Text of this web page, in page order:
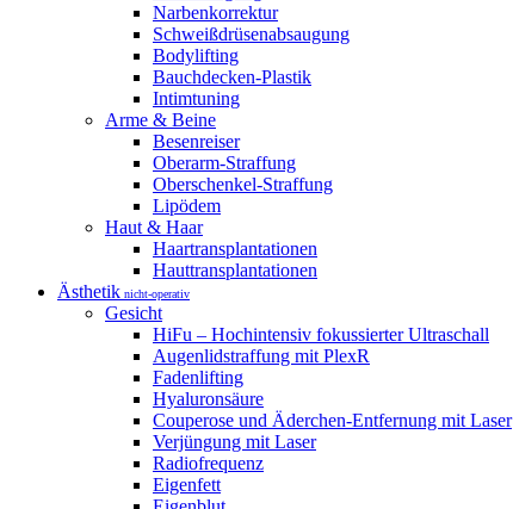
Narbenkorrektur
Schweißdrüsenabsaugung
Bodylifting
Bauchdecken-Plastik
Intimtuning
Arme & Beine
Besenreiser
Oberarm-Straffung
Oberschenkel-Straffung
Lipödem
Haut & Haar
Haartransplantationen
Hauttransplantationen
Ästhetik nicht-operativ
Gesicht
HiFu – Hochintensiv fokussierter Ultraschall
Augenlidstraffung mit PlexR
Fadenlifting
Hyaluronsäure
Couperose und Äderchen-Entfernung mit Laser
Verjüngung mit Laser
Radiofrequenz
Eigenfett